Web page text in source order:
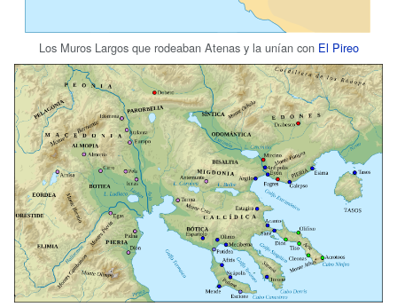
Los Muros Largos que rodeaban Atenas y la unían con El Pireo